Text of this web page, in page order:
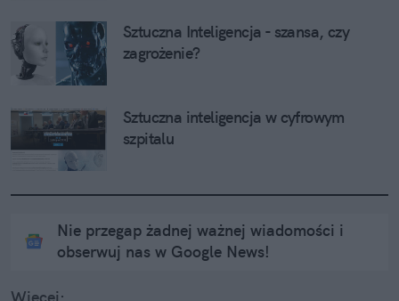
Sztuczna Inteligencja - szansa, czy
zagrożenie?
Sztuczna inteligencja w cyfrowym
szpitalu
Nie przegap żadnej ważnej wiadomości i
obserwuj nas w Google News!
Więcej: